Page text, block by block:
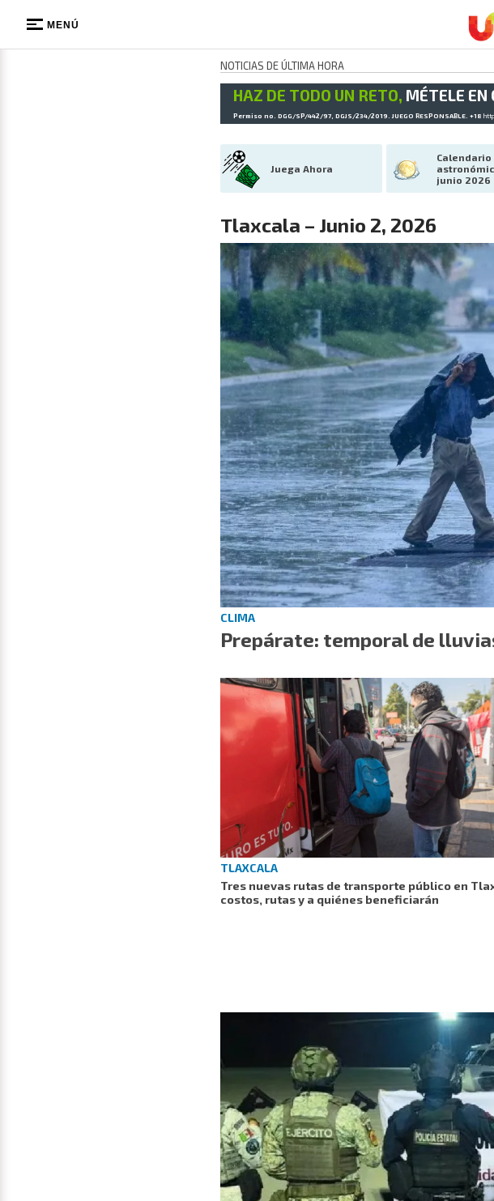
MENÚ
NOTICIAS DE ÚLTIMA HORA
HAZ DE TODO UN RETO, MÉTELE EN
Permiso no. DGG/SP/442/97, DGJS/234/2019. JUEGO RESPONSABLE. +18
Juega Ahora
Calendario
junio 2026
Tlaxcala – Junio 2, 2026
CLIMA
Prepárate: temporal de
TLAXCALA
Tres nuevas rutas de transporte público en
costos, rutas y a quiénes beneficiarán